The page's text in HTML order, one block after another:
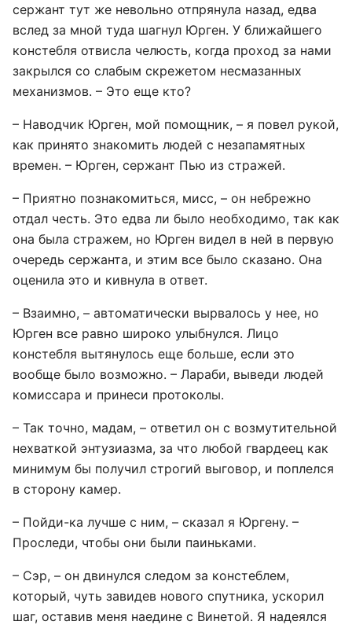
сержант тут же невольно отпрянула назад, едва
вслед за мной туда шагнул Юрген. У ближайшего
констебля отвисла челюсть, когда проход за нами
закрылся со слабым скрежетом несмазанных
механизмов. – Это еще кто?
– Наводчик Юрген, мой помощник, – я повел рукой,
как принято знакомить людей с незапамятных
времен. – Юрген, сержант Пью из стражей.
– Приятно познакомиться, мисс, – он небрежно
отдал честь. Это едва ли было необходимо, так как
она была стражем, но Юрген видел в ней в первую
очередь сержанта, и этим все было сказано. Она
оценила это и кивнула в ответ.
– Взаимно, – автоматически вырвалось у нее, но
Юрген все равно широко улыбнулся. Лицо
констебля вытянулось еще больше, если это
вообще было возможно. – Лараби, выведи людей
комиссара и принеси протоколы.
– Так точно, мадам, – ответил он с возмутительной
нехваткой энтузиазма, за что любой гвардеец как
минимум бы получил строгий выговор, и поплелся
в сторону камер.
– Пойди-ка лучше с ним, – сказал я Юргену. –
Проследи, чтобы они были паиньками.
– Сэр, – он двинулся следом за констеблем,
который, чуть завидев нового спутника, ускорил
шаг, оставив меня наедине с Винетой. Я надеялся